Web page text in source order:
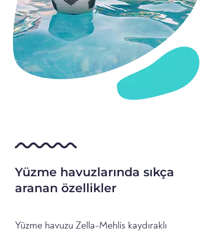
Yüzme havuzlarında sıkça
aranan özellikler
Yüzme havuzu Zella-Mehlis kaydıraklı